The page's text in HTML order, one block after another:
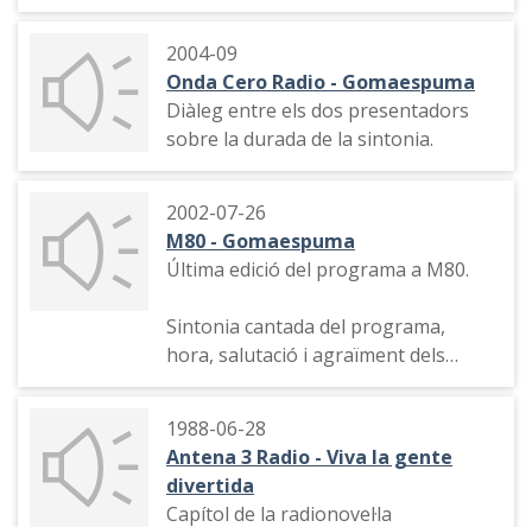
San Andrés".
2004-09
Onda Cero Radio - Gomaespuma
Diàleg entre els dos presentadors
sobre la durada de la sintonia.
2002-07-26
M80 - Gomaespuma
Última edició del programa a M80.
Sintonia cantada del programa,
hora, salutació i agraïment dels
correus electrònics rebuts, la
malalts a Lorda i un parlític, els
titulars de la premsa.
1988-06-28
Antena 3 Radio - Viva la gente
divertida
Capítol de la radionovel·la